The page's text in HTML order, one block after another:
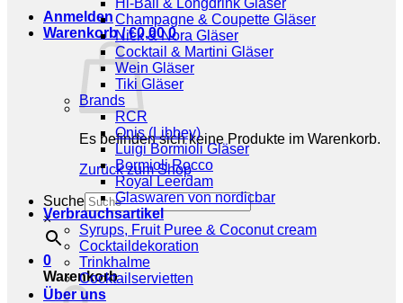
Anmelden
Warenkorb /€0,00 0
Es befinden sich keine Produkte im Warenkorb.
Zurück zum Shop
Suche
×
0
Warenkorb
Hi-Ball & Longdrink Gläser
Champagne & Coupette Gläser
Nick & Nora Gläser
Cocktail & Martini Gläser
Wein Gläser
Tiki Gläser
Brands
RCR
Onis (Libbey)
Luigi Bormioli Gläser
Bormioli Rocco
Royal Leerdam
Glaswaren von nordicbar
Verbrauchsartikel
Syrups, Fruit Puree & Coconut cream
Cocktaildekoration
Trinkhalme
Cocktailservietten
Über uns